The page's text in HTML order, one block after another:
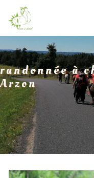
randonnée à
Arzon
Panneau de gestion des